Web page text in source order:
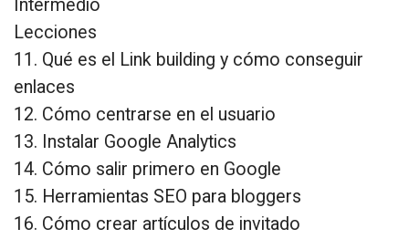
Intermedio
Lecciones
11. Qué es el Link building y cómo conseguir
enlaces
12. Cómo centrarse en el usuario
13. Instalar Google Analytics
14. Cómo salir primero en Google
15. Herramientas SEO para bloggers
16. Cómo crear artículos de invitado